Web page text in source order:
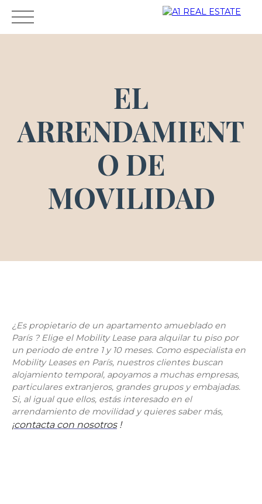
DUEÑO
Área del
propieta
CONTAC
ESTIMA
EL
ARRENDAMIENT
O DE
MOVILIDAD
¿Es propietario de un apartamento amueblado en
París ? Elige el Mobility Lease para alquilar tu piso por
un periodo de entre 1 y 10 meses. Como especialista en
Mobility Leases en París, nuestros clientes buscan
alojamiento temporal, apoyamos a muchas empresas,
particulares extranjeros, grandes grupos y embajadas.
Si, al igual que ellos, estás interesado en el
arrendamiento de movilidad y quieres saber más,
¡contacta con nosotros!